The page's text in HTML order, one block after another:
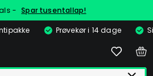
- Spar tusentallap!
Prøvekør i 14 dage